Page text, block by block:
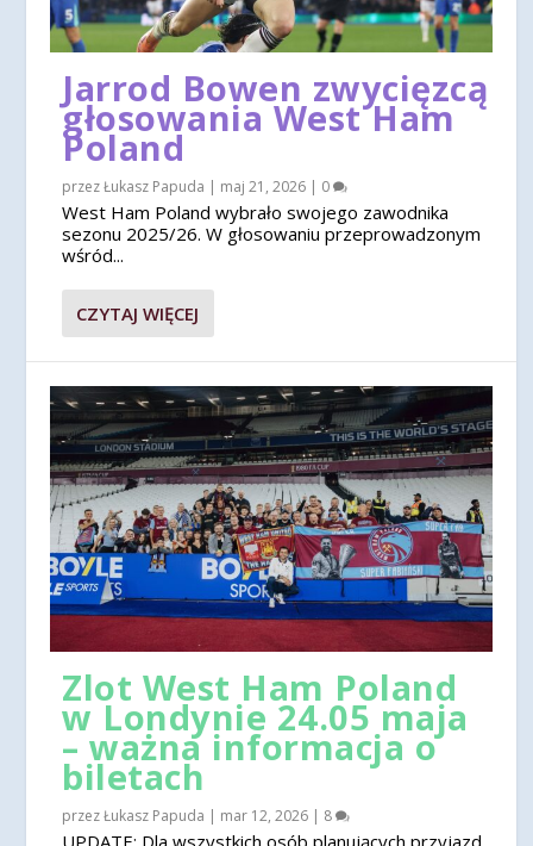
Jarrod Bowen zwycięzcą
głosowania West Ham
Poland
przezŁukasz Papuda | maj 21, 2026 | 0
West Ham Poland wybrało swojego zawodnika
sezonu 2025/26. W głosowaniu przeprowadzonym
wśród...
CZYTAJ WIĘCEJ
Zlot West Ham Poland
w Londynie 24.05 maja
– ważna informacja o
biletach
przezŁukasz Papuda | mar 12, 2026 | 8
UPDATE: Dla wszystkich osób planujących przyjazd